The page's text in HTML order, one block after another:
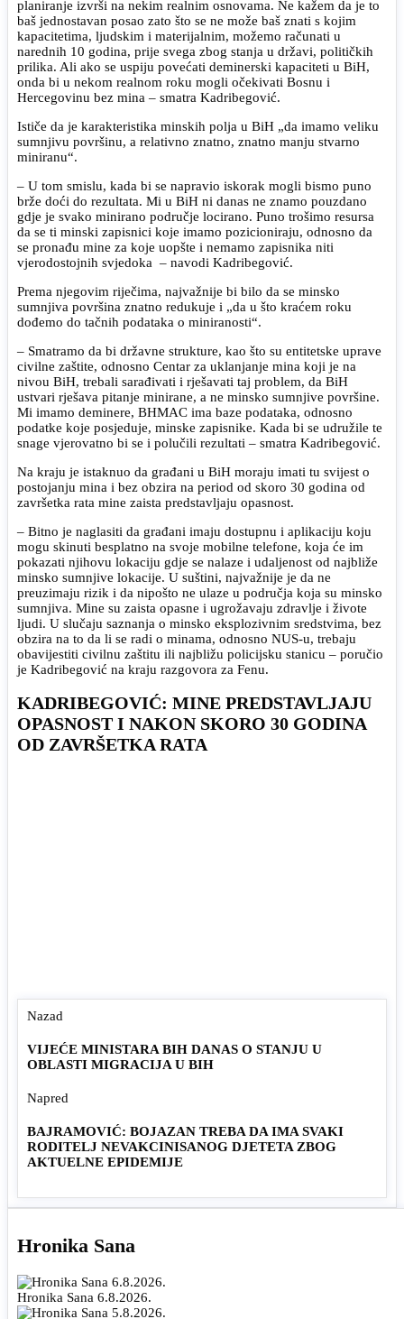
planiranje izvrši na nekim realnim osnovama. Ne kažem da je to
baš jednostavan posao zato što se ne može baš znati s kojim
kapacitetima, ljudskim i materijalnim, možemo računati u
narednih 10 godina, prije svega zbog stanja u državi, političkih
prilika. Ali ako se uspiju povećati deminerski kapaciteti u BiH,
onda bi u nekom realnom roku mogli očekivati Bosnu i
Hercegovinu bez mina – smatra Kadribegović.
Ističe da je karakteristika minskih polja u BiH „da imamo veliku
sumnjivu površinu, a relativno znatno, znatno manju stvarno
miniranu“.
– U tom smislu, kada bi se napravio iskorak mogli bismo puno
brže doći do rezultata. Mi u BiH ni danas ne znamo pouzdano
gdje je svako minirano područje locirano. Puno trošimo resursa
da se ti minski zapisnici koje imamo pozicioniraju, odnosno da
se pronađu mine za koje uopšte i nemamo zapisnika niti
vjerodostojnih svjedoka – navodi Kadribegović.
Prema njegovim riječima, najvažnije bi bilo da se minsko
sumnjiva površina znatno redukuje i „da u što kraćem roku
dođemo do tačnih podataka o miniranosti“.
– Smatramo da bi državne strukture, kao što su entitetske uprave
civilne zaštite, odnosno Centar za uklanjanje mina koji je na
nivou BiH, trebali sarađivati i rješavati taj problem, da BiH
ustvari rješava pitanje minirane, a ne minsko sumnjive površine.
Mi imamo deminere, BHMAC ima baze podataka, odnosno
podatke koje posjeduje, minske zapisnike. Kada bi se udružile te
snage vjerovatno bi se i polučili rezultati – smatra Kadribegović.
Na kraju je istaknuo da građani u BiH moraju imati tu svijest o
postojanju mina i bez obzira na period od skoro 30 godina od
završetka rata mine zaista predstavljaju opasnost.
– Bitno je naglasiti da građani imaju dostupnu i aplikaciju koju
mogu skinuti besplatno na svoje mobilne telefone, koja će im
pokazati njihovu lokaciju gdje se nalaze i udaljenost od najbliže
minsko sumnjive lokacije. U suštini, najvažnije je da ne
preuzimaju rizik i da nipošto ne ulaze u područja koja su minsko
sumnjiva. Mine su zaista opasne i ugrožavaju zdravlje i živote
ljudi. U slučaju saznanja o minsko eksplozivnim sredstvima, bez
obzira na to da li se radi o minama, odnosno NUS-u, trebaju
obavijestiti civilnu zaštitu ili najbližu policijsku stanicu – poručio
je Kadribegović na kraju razgovora za Fenu.
KADRIBEGOVIĆ: MINE PREDSTAVLJAJU
OPASNOST I NAKON SKORO 30 GODINA
OD ZAVRŠETKA RATA
Nazad
VIJEĆE MINISTARA BIH DANAS O STANJU U
OBLASTI MIGRACIJA U BIH
Napred
BAJRAMOVIĆ: BOJAZAN TREBA DA IMA SVAKI
RODITELJ NEVAKCINISANOG DJETETA ZBOG
AKTUELNE EPIDEMIJE
Hronika Sana
Hronika Sana 6.8.2026.